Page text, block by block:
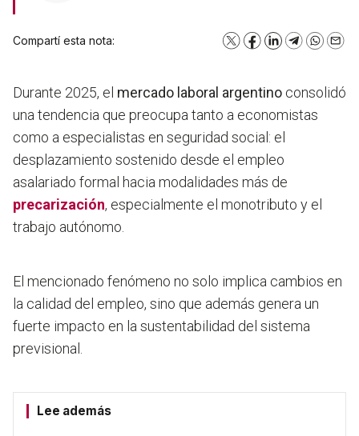
Compartí esta nota: X Facebook
LinkedInTelegram
Durante 2025, el mercado laboral argentino consolidó
una tendencia que preocupa tanto a economistas
como a especialistas en seguridad social: el
desplazamiento sostenido desde el empleo
asalariado formal hacia modalidades más de
precarización, especialmente el monotributo y el
trabajo autónomo.
El mencionado fenómeno no solo implica cambios en
la calidad del empleo, sino que además genera un
fuerte impacto en la sustentabilidad del sistema
previsional.
Lee además